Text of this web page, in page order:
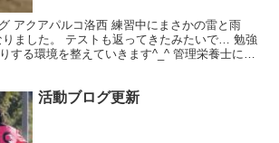
アクアパルコ洛西 練習中にまさかの雷と雨
ました。 テストも返ってきたみたいで… 勉強
する環境を整えていきます^_^ 管理栄養士によ
活動ブログ更新